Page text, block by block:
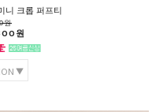
니 크롭 퍼프티
원
원